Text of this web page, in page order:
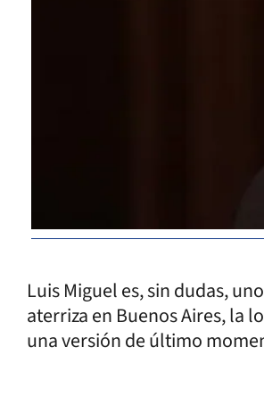
Luis Miguel es, sin dudas,
aterriza en Buenos Aires, la
una versión de último